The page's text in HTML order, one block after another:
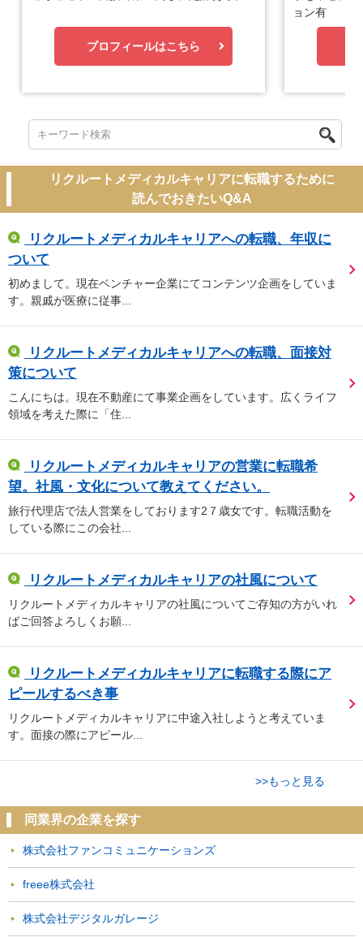
プロフィールはこちら
ョン有
リクルートメディカルキャリアに転職するために
読んでおきたいQ&A
リクルートメディカルキャリアへの転職、年収に
ついて
初めまして。現在ベンチャー企業にてコンテンツ企画をしていま
す。親戚が医療に従事...
リクルートメディカルキャリアへの転職、面接対
策について
こんにちは。現在不動産にて事業企画をしています。広くライフ
領域を考えた際に「住...
リクルートメディカルキャリアの営業に転職希
望。社風・文化について教えてください。
旅行代理店で法人営業をしております2７歳女です。転職活動を
している際にこの会社...
リクルートメディカルキャリアの社風について
リクルートメディカルキャリアの社風についてご存知の方がいれ
ばご回答よろしくお願...
リクルートメディカルキャリアに転職する際にア
ピールするべき事
リクルートメディカルキャリアに中途入社しようと考えていま
す。面接の際にアピール...
>>もっと見る
同業界の企業を探す
株式会社ファンコミュニケーションズ
freee株式会社
株式会社デジタルガレージ